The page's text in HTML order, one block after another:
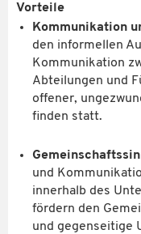
Vorteile
Kommunikation
den informellen
Kommunikation
Abteilungen und
offener,
finden statt.
und
innerhalb des
fördern den
und gegenseitige